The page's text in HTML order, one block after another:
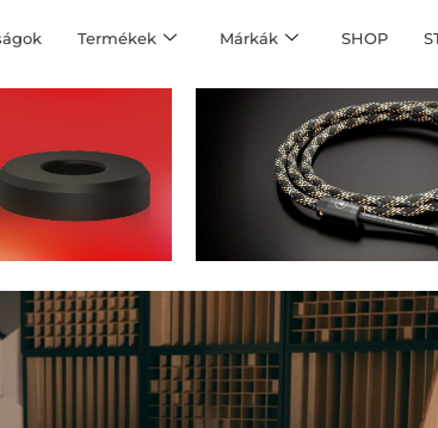
Termékek Márkák SHOP